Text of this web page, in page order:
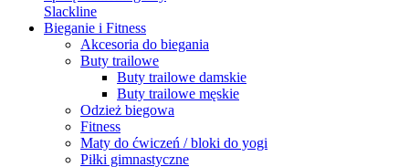
Slackline
Bieganie i Fitness
Akcesoria do biegania
Buty trailowe
Buty trailowe damskie
Buty trailowe męskie
Odzież biegowa
Fitness
Maty do ćwiczeń / bloki do yogi
Piłki gimnastyczne